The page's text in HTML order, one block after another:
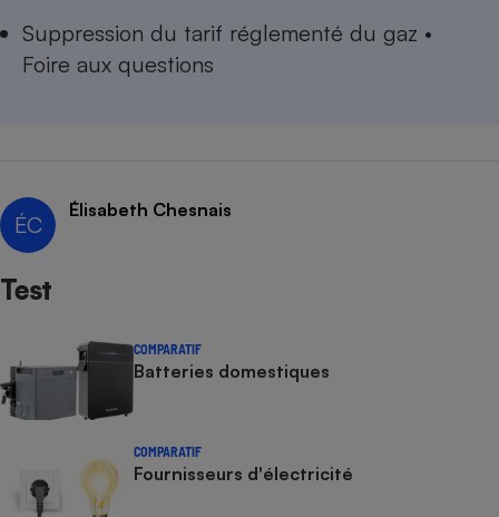
Suppression du tarif réglementé du gaz •
Foire aux questions
ÉC
Élisabeth Chesnais
Test
COMPARATIF
Batteries domestiques
COMPARATIF
Fournisseurs d'électricité